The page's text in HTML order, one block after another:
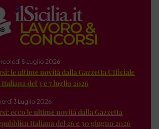
8 Luglio 2026
le ultime novità dalla Gazzetta Ufficiale
del 3 e 7 luglio 2026
3 Luglio 2026
ecco le ultime novità dalla Gazzetta
Italiana del 26 e 30 giugno 2026